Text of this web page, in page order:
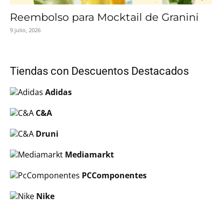
Reembolso para Mocktail de Granini
9 julio, 2026
Tiendas con Descuentos Destacados
Adidas
C&A
Druni
Mediamarkt
PCComponentes
Nike